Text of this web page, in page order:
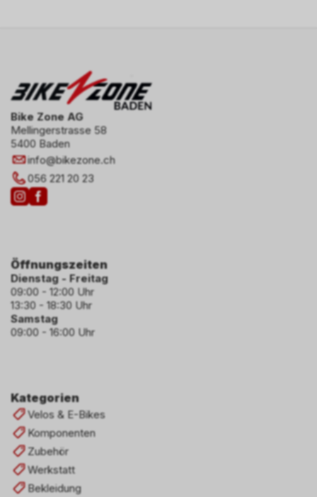
Bike Zone AG
Mellingerstrasse 58
5400 Baden
info@bikezone.ch
056 221 20 23
Kategorien
Velos & E-Bikes
Komponenten
Zubehör
Werkstatt
Bekleidung
Öffnungszeiten
Dienstag - Freitag
09:00 - 12:00 Uhr
13:30 - 18:30 Uhr
Samstag
09:00 - 16:00 Uhr